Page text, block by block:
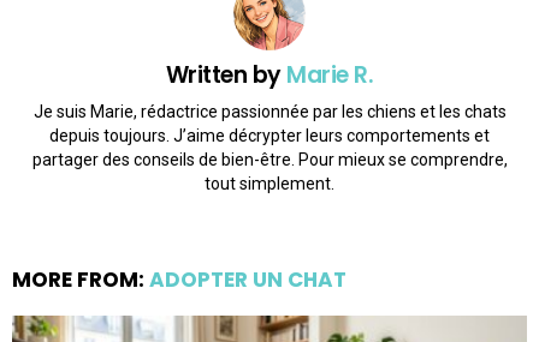
Written byMarie R.
Je suis Marie, rédactrice passionnée par les chiens et les chats
depuis toujours. J’aime décrypter leurs comportements et
partager des conseils de bien-être. Pour mieux se comprendre,
tout simplement.
MORE FROM: ADOPTER UN CHAT